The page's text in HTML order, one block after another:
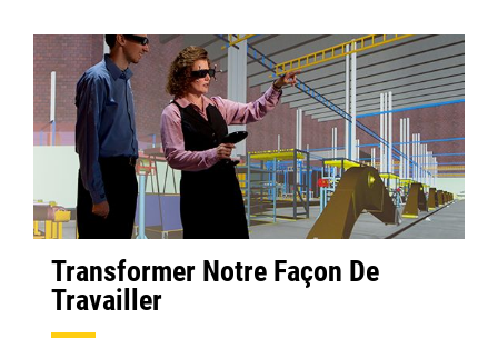
Transformer Notre Façon De
Travailler